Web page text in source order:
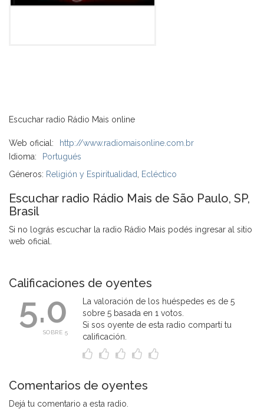
Escuchar radio Rádio Mais online
Web oficial:
http://www.radiomaisonline.com.br
Idioma:
Portugués
Géneros: Religión y Espiritualidad Ecléctico
Escuchar radio Rádio Mais de São Paulo, SP,
Brasil
Si no lográs escuchar la radio Rádio Mais podés ingresar al sitio
web oficial.
Calificaciones de oyentes
5.0
SOBRE 5
La valoración de los huéspedes es de 5
sobre 5 basada en 1 votos.
Si sos oyente de esta radio compartí tu
calificación.
Comentarios de oyentes
Dejá tu comentario a esta radio.